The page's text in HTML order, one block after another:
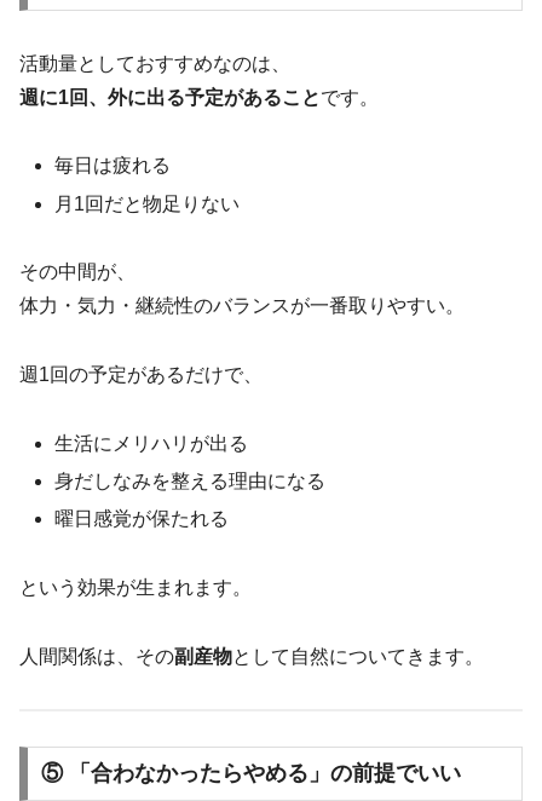
活動量としておすすめなのは、
週に1回、外に出る予定があることです。
毎日は疲れる
月1回だと物足りない
その中間が、
体力・気力・継続性のバランスが一番取りやすい。
週1回の予定があるだけで、
生活にメリハリが出る
身だしなみを整える理由になる
曜日感覚が保たれる
という効果が生まれます。
人間関係は、その副産物として自然についてきます。
⑤ 「合わなかったらやめる」の前提でいい